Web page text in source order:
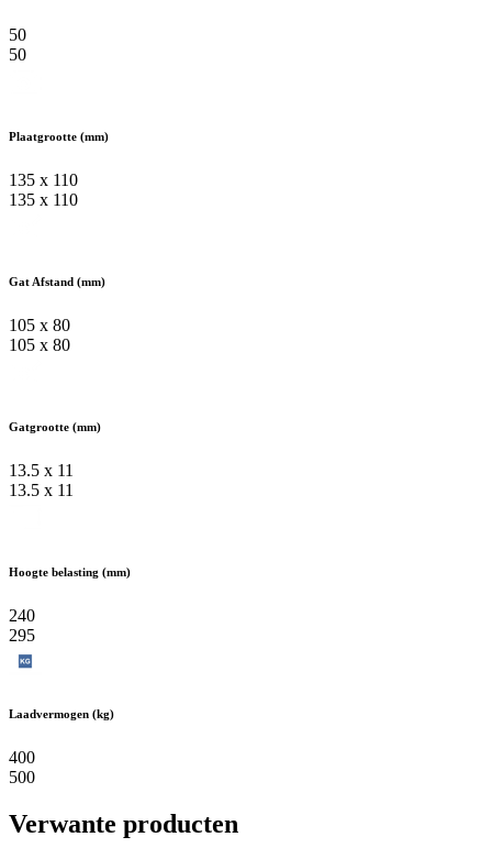
50
50
Plaatgrootte (mm)
135 x 110
135 x 110
Gat Afstand (mm)
105 x 80
105 x 80
Gatgrootte (mm)
13.5 x 11
13.5 x 11
Hoogte belasting (mm)
240
295
Laadvermogen (kg)
400
500
Verwante producten